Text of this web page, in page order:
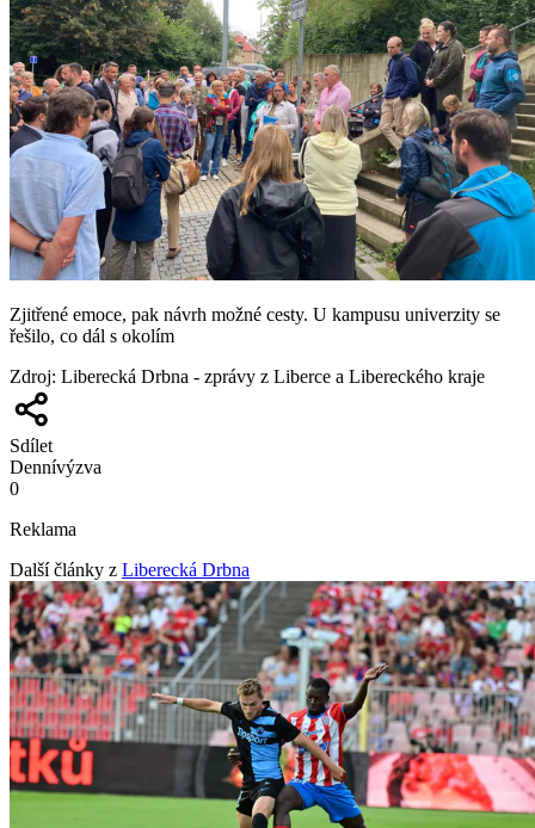
Zjitřené emoce, pak návrh možné cesty. U kampusu univerzity se
řešilo, co dál s okolím
Zdroj: Liberecká Drbna - zprávy z Liberce a Libereckého kraje
Sdílet
Dennívýzva
0
Reklama
Další články z Liberecká Drbna